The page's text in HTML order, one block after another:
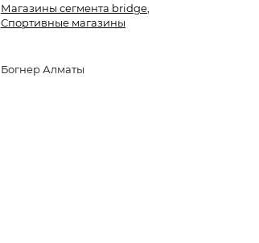
Магазины сегмента bridge,
Спортивные магазины
Богнер Алматы